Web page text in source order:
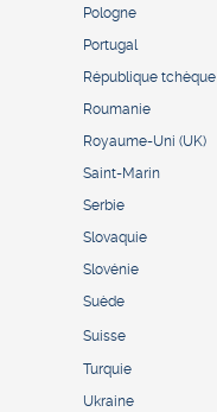
Pologne
Portugal
République tchèque
Roumanie
Royaume-Uni (UK)
Saint-Marin
Serbie
Slovaquie
Slovénie
Suède
Suisse
Turquie
Ukraine